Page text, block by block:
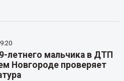
летнего мальчика в ДТП
Новгороде проверяет